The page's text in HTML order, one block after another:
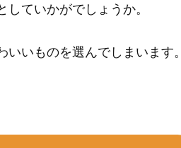
していかがでしょうか。
いものを選んでしまいます。